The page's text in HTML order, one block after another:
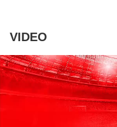
VIDEO